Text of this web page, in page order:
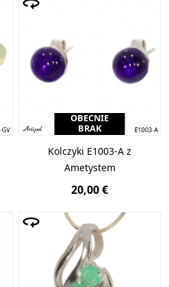
OBECNIE
BRAK
Kolczyki E1003-A z
Ametystem
20,00 €